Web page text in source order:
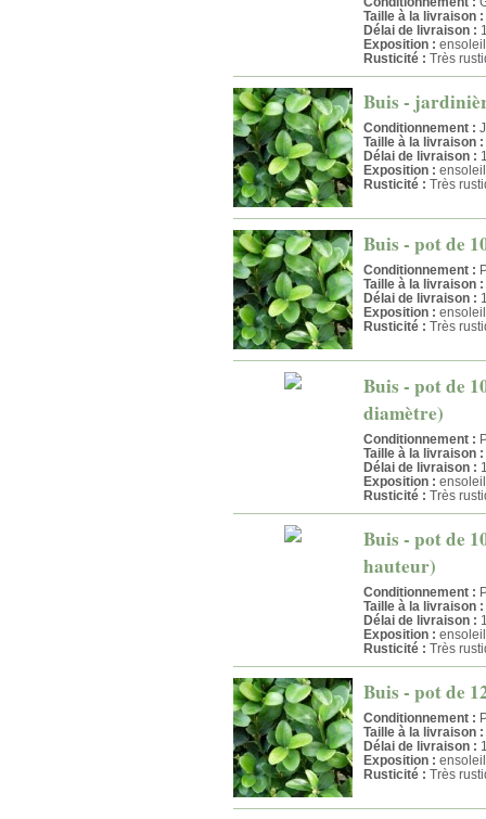
Taille à la livraison :
Délai de livraison :
Exposition :
Rusticité : Très
Buis -
Conditionnement :
Taille à la livraison :
Délai de livraison :
Exposition :
Rusticité : Très
Buis - pot de
Conditionnement :
Taille à la livraison :
Délai de livraison :
Exposition :
Rusticité : Très
Buis - pot de
diamètre)
Conditionnement :
Taille à la livraison :
Délai de livraison :
Exposition :
Rusticité : Très
Buis - pot de
hauteur)
Conditionnement :
Taille à la livraison :
Délai de livraison :
Exposition :
Rusticité : Très
Buis - pot de
Conditionnement :
Taille à la livraison :
Délai de livraison :
Exposition :
Rusticité : Très